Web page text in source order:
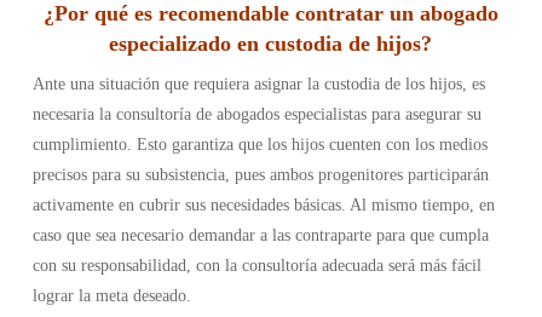
¿Por qué es recomendable contratar un abogado
especializado en custodia de hijos?
Ante una situación que requiera asignar la custodia de los hijos, es
necesaria la consultoría de abogados especialistas para asegurar su
cumplimiento. Esto garantiza que los hijos cuenten con los medios
precisos para su subsistencia, pues ambos progenitores participarán
activamente en cubrir sus necesidades básicas. Al mismo tiempo, en
caso que sea necesario demandar a las contraparte para que cumpla
con su responsabilidad, con la consultoría adecuada será más fácil
lograr la meta deseado.